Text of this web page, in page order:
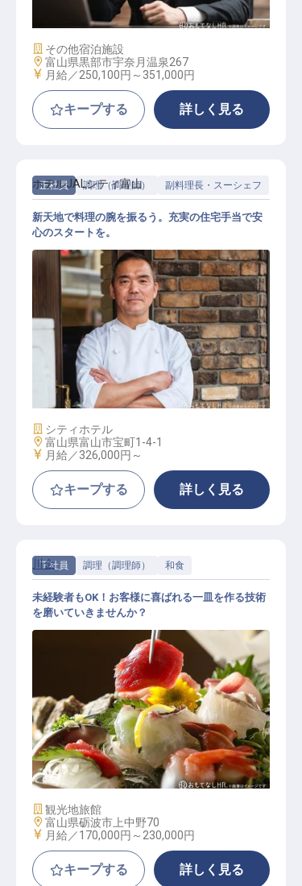
施設業態
その他宿泊施設
勤務地
富山県黒部市宇奈月温泉267
給与
月給／250,100円～ 351,000円
キープする 詳しく見る
正社員 調理（調理師） 副料理長・スーシェフ
レストラン副料理長候補
ホテルJALシティ富山
新天地で料理の腕を振るう。充実の住宅手当で安
心のスタートを。
施設業態
シティホテル
勤務地
富山県富山市宝町1-4-1
給与
月給／326,000円～
キープする 詳しく見る
正社員 調理（調理師） 和食
和食調理
川金
未経験者もOK！お客様に喜ばれる一皿を作る技術
を磨いていきませんか？
施設業態
観光地旅館
勤務地
富山県砺波市上中野70
給与
月給／170,000円～ 230,000円
キープする 詳しく見る